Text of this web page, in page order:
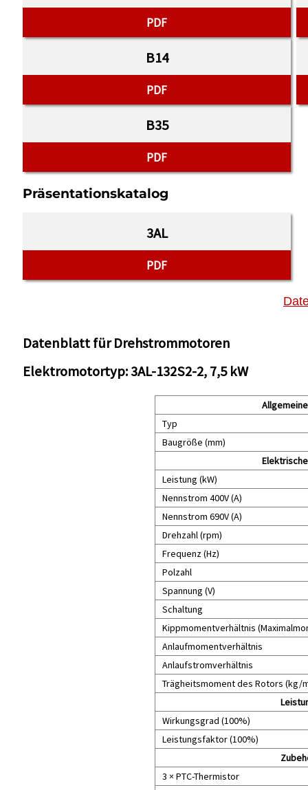
PDF
B14
PDF
B35
PDF
Präsentationskatalog
3AL
PDF
Datenblatt für Drehstrommotoren
Elektromotortyp: 3AL-132S2-2, 7,5 kW
Typ
Baugröße (mm)
Leistung (kW)
Nennstrom 400V (A)
Nennstrom 690V (A)
Drehzahl (rpm)
Frequenz (Hz)
Polzahl
Spannung (V)
Schaltung
Kippmomentverhältnis
Anlaufmomentverhältnis
Anlaufstromverhältnis
Trägheitsmoment des Rotors (kg/
Wirkungsgrad (100%)
Leistungsfaktor (100%)
3 × PTC-Thermistor